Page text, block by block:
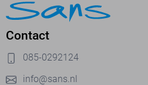
Contact
085-0292124
info@sans.nl